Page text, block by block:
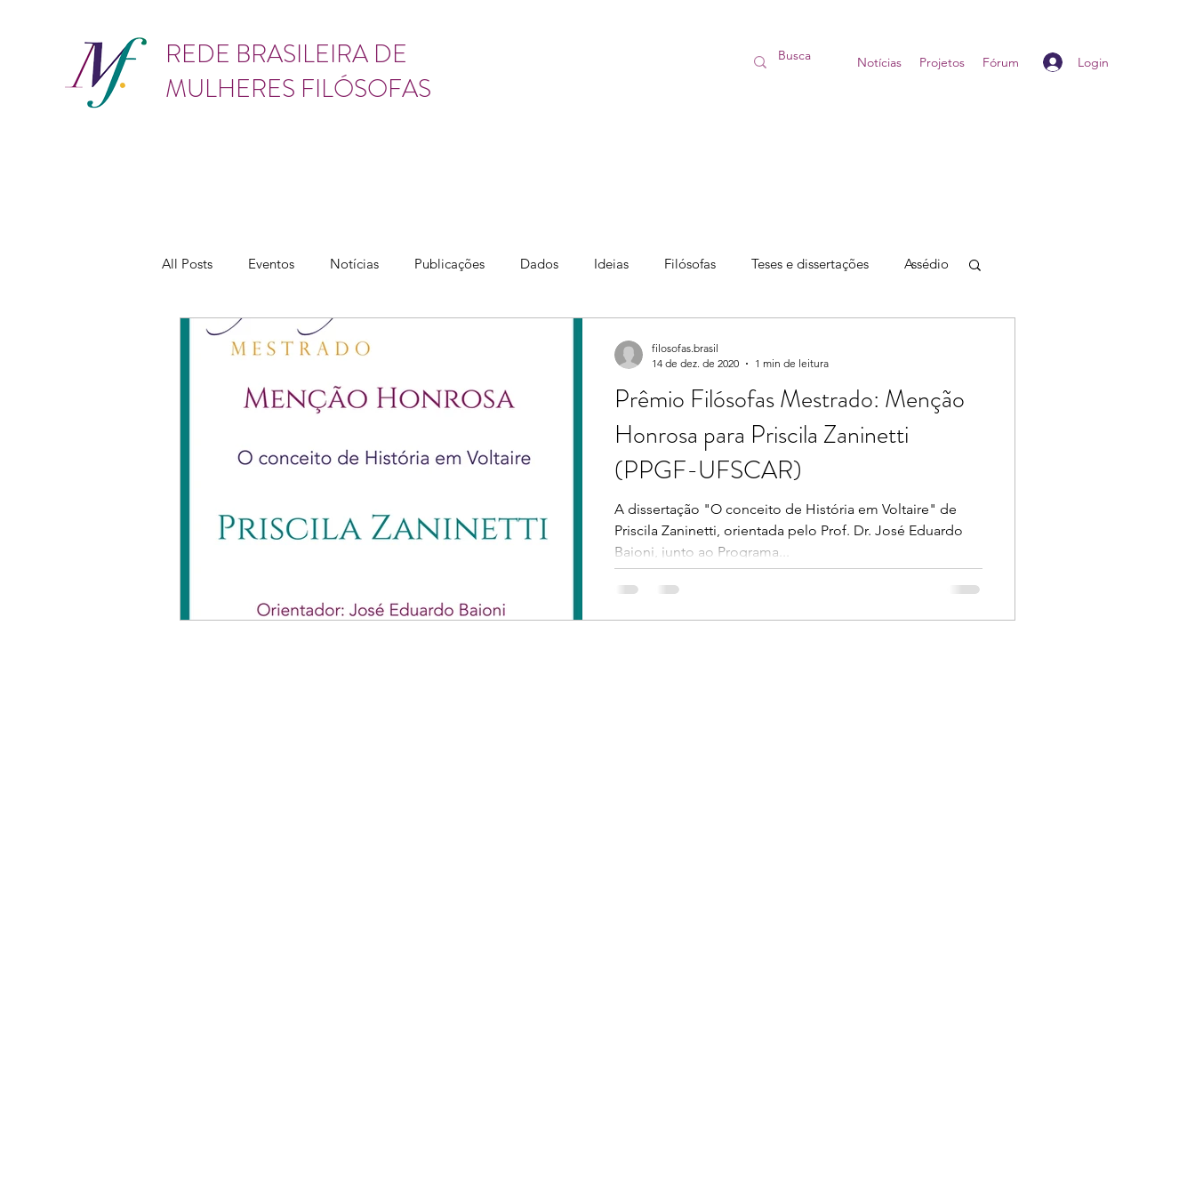
REDE BRASILEIRA DE
MULHERES FILÓSOFAS
Login
Home Notícias Projetos Fórum
All Posts Eventos Notícias Publicações Dados Ideias Filósofas Teses e dissertações Assédio
Vídeos Lives
Prêmio Filósofas Mestrado: Menção
Honrosa para Priscila Zaninetti
(PPGF-UFSCAR)
A dissertação "O conceito de História em Voltaire" de
Priscila Zaninetti, orientada pelo Prof. Dr. José Eduardo
Baioni, junto ao Programa...
filosofas.brasil
14 de dez. de 2020
1 min de leitura